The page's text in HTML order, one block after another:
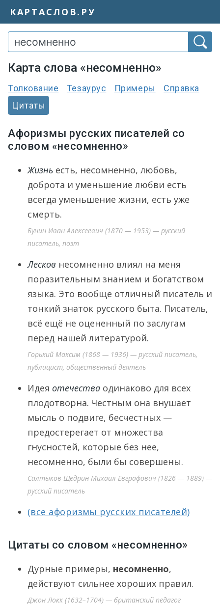
КАРТАСЛОВ.РУ
Карта слова «несомненно»
Толкование Тезаурус Примеры
Справка
Цитаты
Афоризмы русских писателей со
словом «несомненно»
Жизнь есть, несомненно, любовь,
доброта и уменьшение любви есть
всегда уменьшение жизни, есть уже
смерть.
Бунин Иван Алексеевич (1870 — 1953) — русский
писатель, поэт
Лесков несомненно влиял на меня
поразительным знанием и богатством
языка. Это вообще отличный писатель и
тонкий знаток русского быта. Писатель,
всё ещё не оцененный по заслугам
перед нашей литературой.
Горький Максим (1868 — 1936) — русский писатель,
публицист, общественный деятель
Идея отечества одинаково для всех
плодотворна. Честным она внушает
мысль о подвиге, бесчестных —
предостерегает от множества
гнусностей, которые без нее,
несомненно, были бы совершены.
Салтыков-Щедрин Михаил Евграфович (1826 — 1889) —
русский писатель
(все афоризмы русских писателей)
Цитаты со словом «несомненно»
Дурные примеры, несомненно,
действуют сильнее хороших правил.
Джон Локк (1632–1704) — британский педагог